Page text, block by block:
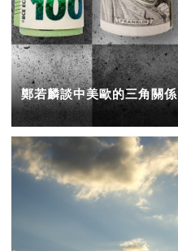
鄭若麟談中美歐的三角關係